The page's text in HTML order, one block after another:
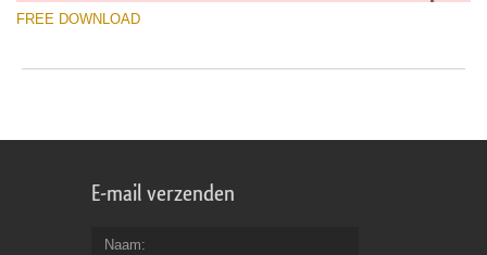
FREE DOWNLOAD
E-mail verzenden
Naam